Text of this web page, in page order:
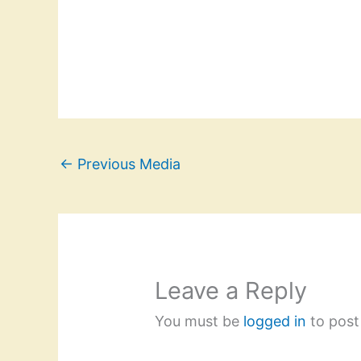
← Previous Media
Leave a Reply
You must be logged in to